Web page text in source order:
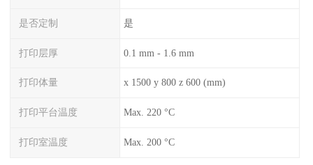
是否定制 是
打印层厚 0.1 mm - 1.6 mm
打印体量 x 1500 y 800 z 600 (mm)
打印平台温度 Max. 220 °C
打印室温度 Max. 200 °C